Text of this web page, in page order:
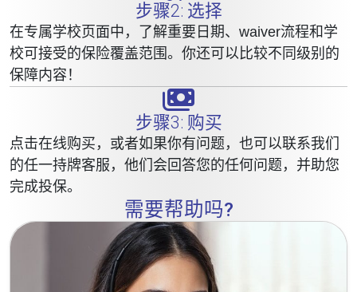
步骤2: 选择
在专属学校页面中，了解重要日期、waiver流程和学
校可接受的保险覆盖范围。你还可以比较不同级别的
保障内容！
步骤3: 购买
点击在线购买，或者如果你有问题，也可以联系我们
的任一持牌客服，他们会回答您的任何问题，并助您
完成投保。
需要帮助吗?